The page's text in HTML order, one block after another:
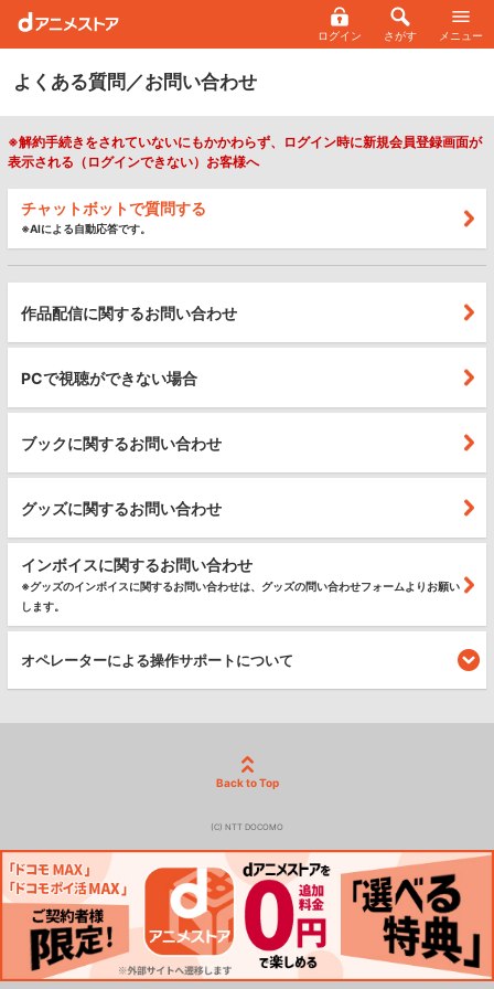
ログイン さがす メニュー
よくある質問／お問い合わせ
※解約手続きをされていないにもかかわらず、ログイン時に新規会員登録画面が
表示される（ログインできない）お客様へ
チャットボットで質問する
※AIによる自動応答です。
作品配信に関するお問い合わせ
PCで視聴ができない場合
ブックに関するお問い合わせ
グッズに関するお問い合わせ
インボイスに関するお問い合わせ
※グッズのインボイスに関するお問い合わせは、グッズの問い合わせフォームよりお願い
します。
オペレーターによる操作サポートについて
Back to Top
(C) NTT DOCOMO